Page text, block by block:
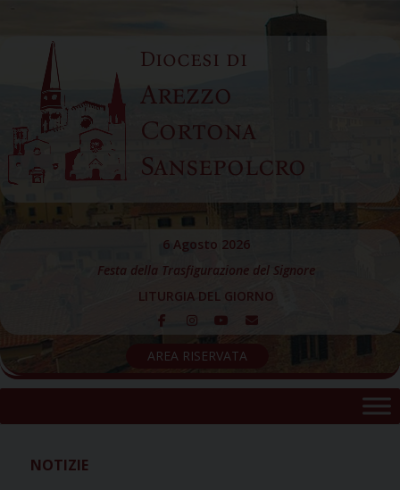
content
Diocesi di
Arezzo
Cortona
Sansepolcro
6 Agosto 2026
Festa della Trasfigurazione del Signore
LITURGIA DEL GIORNO
AREA RISERVATA
NOTIZIE